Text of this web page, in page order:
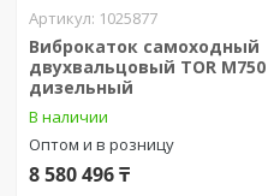
1025877
Виброкаток самоходный
двухвальцовый TOR M750
дизельный
В наличии
Оптом и в розницу
8 580 496 ₸